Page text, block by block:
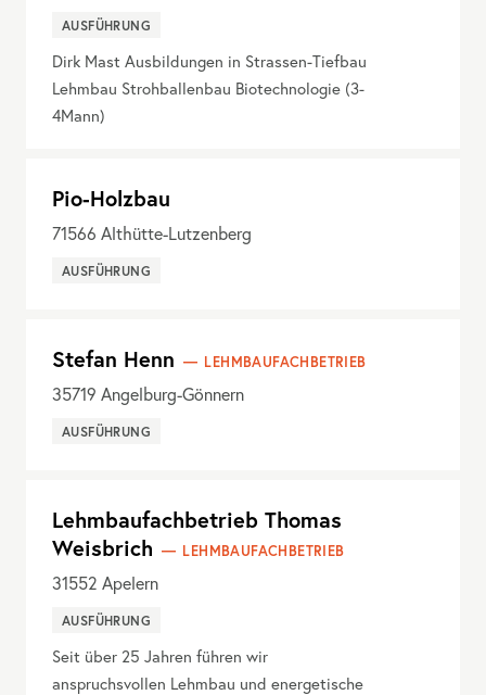
AUSFÜHRUNG
Dirk Mast Ausbildungen in Strassen-Tiefbau
Lehmbau Strohballenbau Biotechnologie (3-
4Mann)
Pio-Holzbau
71566 Althütte-Lutzenberg
AUSFÜHRUNG
Stefan Henn LEHMBAUFACHBETRIEB
35719 Angelburg-Gönnern
AUSFÜHRUNG
Lehmbaufachbetrieb Thomas
Weisbrich
LEHMBAUFACHBETRIEB
31552 Apelern
AUSFÜHRUNG
Seit über 25 Jahren führen wir
anspruchsvollen Lehmbau und energetische